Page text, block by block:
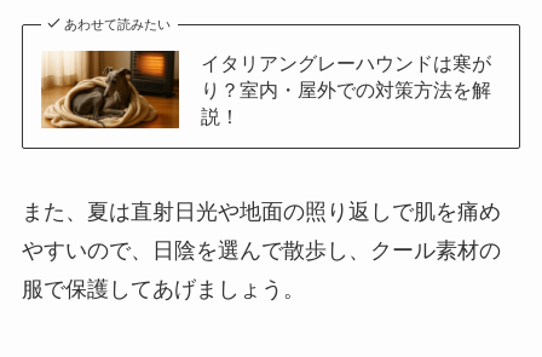
あわせて読みたい
イタリアングレーハウンドは寒が
り？室内・屋外での対策方法を解
説！
また、夏は直射日光や地面の照り返しで肌を痛め
やすいので、日陰を選んで散歩し、クール素材の
服で保護してあげましょう。